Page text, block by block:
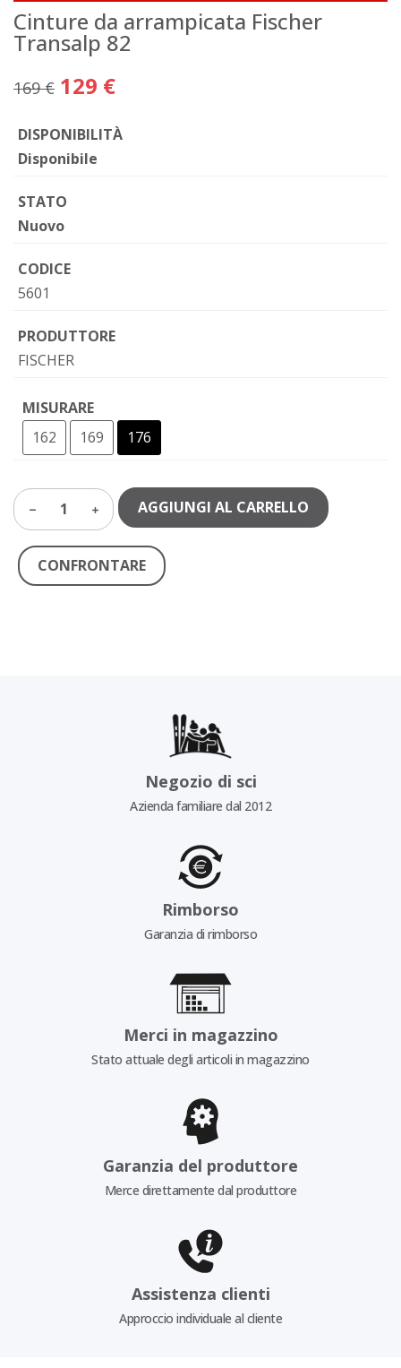
Cinture da arrampicata Fischer
Transalp 82
169 € 129 €
DISPONIBILITÀ
Disponibile
STATO
Nuovo
CODICE
5601
PRODUTTORE
FISCHER
MISURARE
162
169 176
1 AGGIUNGI AL CARRELLO
CONFRONTARE
Negozio di sci
Azienda familiare dal 2012
Rimborso
Garanzia di rimborso
Merci in magazzino
Stato attuale degli articoli in magazzino
Garanzia del produttore
Merce direttamente dal produttore
Assistenza clienti
Approccio individuale al cliente